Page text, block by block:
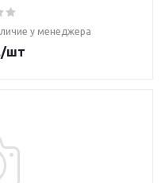
у менеджера
/шт